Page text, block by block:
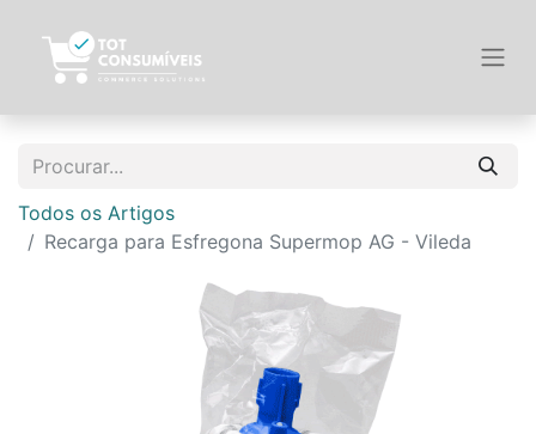
Todos os Artigos
Recarga para Esfregona Supermop AG - Vileda